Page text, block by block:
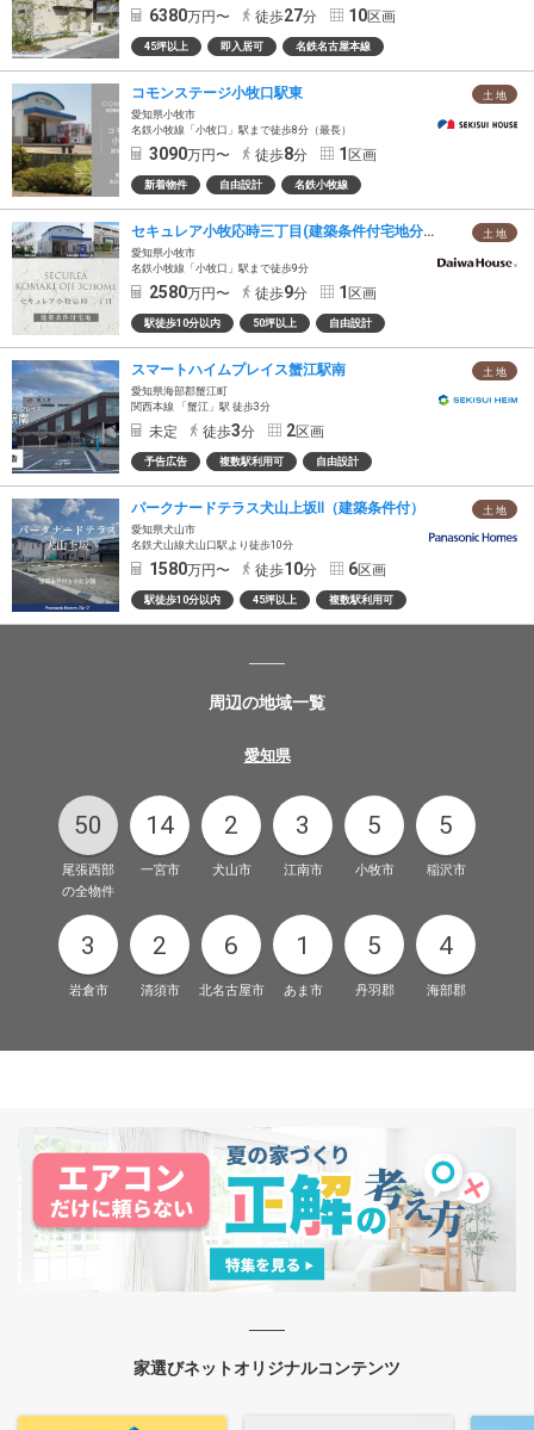
6380万円〜 徒歩27分 10区画
45坪以上 即入居可 名鉄名古屋本線
土 地
コモンステージ小牧口駅東
愛知県小牧市
名鉄小牧線「小牧口」駅まで徒歩8分（最長）
3090万円〜 徒歩8分 1 区画
新着物件 自由設計 名鉄小牧線
土 地
セキュレア小牧応時三丁目(建築条件付宅地分譲)
愛知県小牧市
名鉄小牧線「小牧口」駅まで徒歩9分
2580万円〜 徒歩9分 1 区画
駅徒歩10分以内 50坪以上 自由設計
土 地
スマートハイムプレイス蟹江駅南
愛知県海部郡蟹江町
関西本線 「蟹江」駅 徒歩3分
未定 徒歩3分 2区画
予告広告 複数駅利用可 自由設計
土 地
パークナードテラス犬山上坂Ⅱ（建築条件付）
愛知県犬山市
名鉄犬山線犬山口駅より徒歩10分
1580万円〜 徒歩10分 6区画
駅徒歩10分以内 45坪以上 複数駅利用可
周辺の地域一覧
愛知県
50
尾張西部
の全物件
14
一宮市
2
犬山市
3
江南市
5
小牧市
5
稲沢市
3
岩倉市
2
清須市
6
北名古屋市
1
あま市
5
丹羽郡
4
海部郡
家選びネットオリジナルコンテンツ